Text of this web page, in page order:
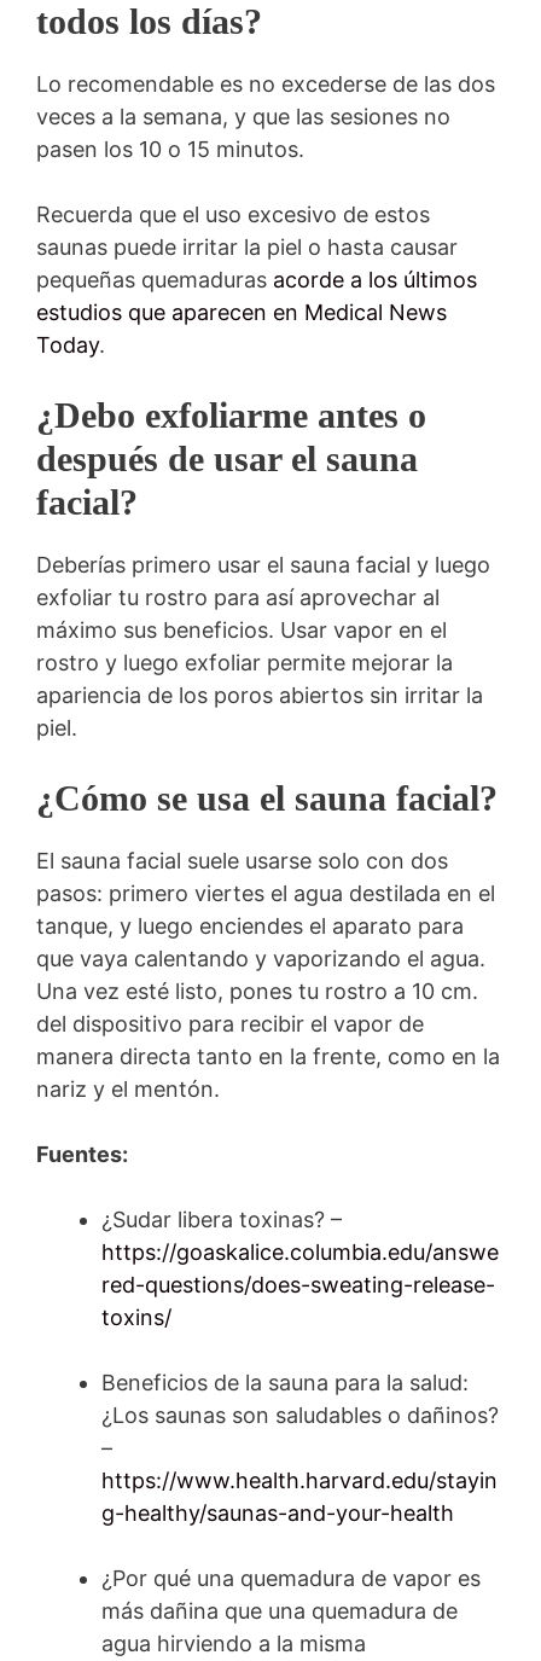
todos los días?
Lo recomendable es no excederse de las dos
veces a la semana, y que las sesiones no
pasen los 10 o 15 minutos.
Recuerda que el uso excesivo de estos
saunas puede irritar la piel o hasta causar
pequeñas quemaduras acorde a los últimos
estudios que aparecen en Medical News
Today.
¿Debo exfoliarme antes o
después de usar el sauna
facial?
Deberías primero usar el sauna facial y luego
exfoliar tu rostro para así aprovechar al
máximo sus beneficios. Usar vapor en el
rostro y luego exfoliar permite mejorar la
apariencia de los poros abiertos sin irritar la
piel.
¿Cómo se usa el sauna facial?
El sauna facial suele usarse solo con dos
pasos: primero viertes el agua destilada en el
tanque, y luego enciendes el aparato para
que vaya calentando y vaporizando el agua.
Una vez esté listo, pones tu rostro a 10 cm.
del dispositivo para recibir el vapor de
manera directa tanto en la frente, como en la
nariz y el mentón.
Fuentes:
¿Sudar libera toxinas? –
https://goaskalice.columbia.edu/answe
red-questions/does-sweating-release-
toxins/
Beneficios de la sauna para la salud:
¿Los saunas son saludables o dañinos?
–
https://www.health.harvard.edu/stayin
g-healthy/saunas-and-your-health
¿Por qué una quemadura de vapor es
más dañina que una quemadura de
agua hirviendo a la misma